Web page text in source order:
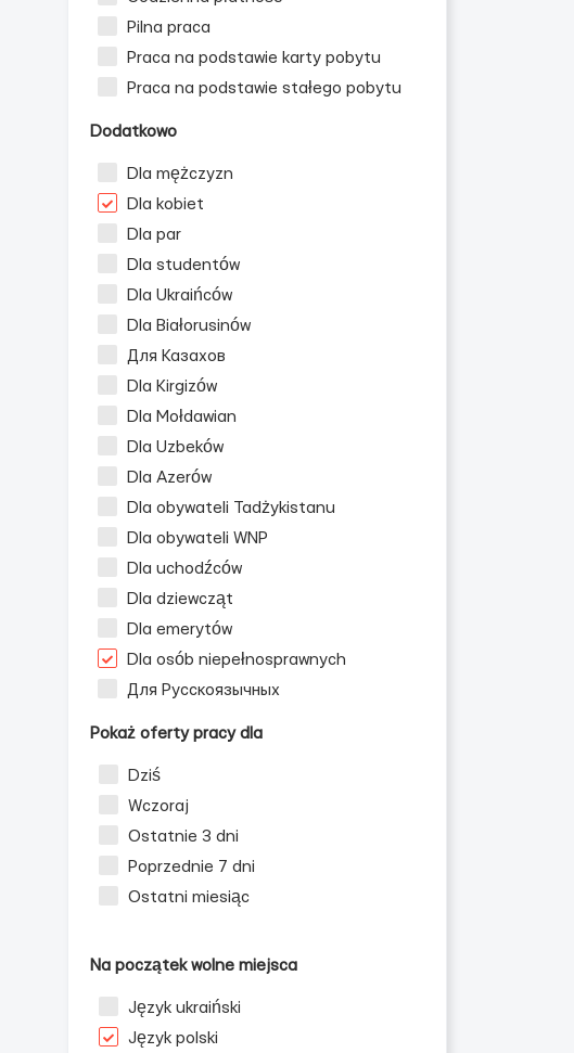
Pilna praca
Praca na podstawie karty pobytu
Praca na podstawie stałego pobytu
Dodatkowo
Dla mężczyzn
Dla kobiet
Dla par
Dla studentów
Dla Ukraińców
Dla Białorusinów
Для Казахов
Dla Kirgizów
Dla Mołdawian
Dla Uzbeków
Dla Azerów
Dla obywateli Tadżykistanu
Dla obywateli WNP
Dla uchodźców
Dla dziewcząt
Dla emerytów
Dla osób niepełnosprawnych
Для Русскоязычных
Pokaż oferty pracy dla
Dziś
Wczoraj
Ostatnie 3 dni
Poprzednie 7 dni
Ostatni miesiąc
Na początek wolne miejsca
Język ukraiński
Język polski